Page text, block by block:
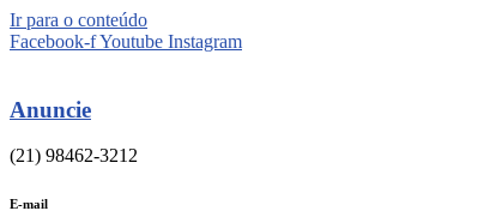
Ir para o conteúdo
Facebook-fYoutube Instagram
Anuncie
(21) 98462-3212
E-mail